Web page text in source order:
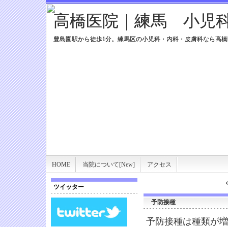
高橋医院｜練馬 小児
豊島園駅から徒歩1分。練馬区の小児科・内科・皮膚科なら高
HOME 当院について[New] アクセス
予防接種
予防接種は種類が
ツイッター
高橋医院｜練馬 小児
豊島園駅から徒歩1分。練馬区の小児科・内科・皮膚科なら高